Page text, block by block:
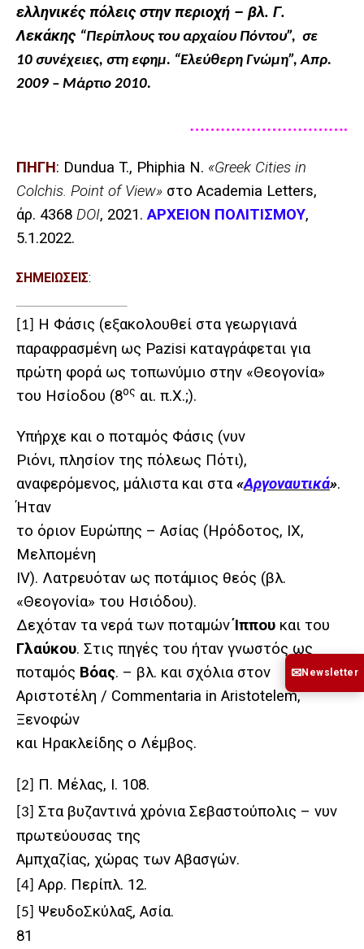
ελληνικές πόλεις στην περιοχή – βλ. Γ.
Λεκάκης “Περίπλους του αρχαίου Πόντου”, σε
10 συνέχειες, στη εφημ. “Ελεύθερη Γνώμη”, Απρ.
2009 – Μάρτιο 2010.
………………………….
ΠΗΓΗ: Dundua T., Phiphia N. «Greek Cities in
Colchis. Point of View» στο Academia Letters,
άρ. 4368 DOI, 2021.ΑΡΧΕΙΟΝ ΠΟΛΙΤΙΣΜΟΥ,
5.1.2022.
ΣΗΜΕΙΩΣΕΙΣ:
[1]
Η Φάσις (εξακολουθεί στα γεωργιανά
παραφρασμένη ως Pazisi καταγράφεται για
πρώτη φορά ως τοπωνύμιο στην «Θεογονία»
του Ησίοδου (8ος αι. π.Χ.;).
Υπήρχε και ο ποταμός Φάσις (νυν
Ριόνι, πλησίον της πόλεως Πότι),
αναφερόμενος, μάλιστα και στα«Αργοναυτικά».
Ήταν
το όριον Ευρώπης – Ασίας (Ηρόδοτος, IX,
Μελπομένη
IV). Λατρευόταν ως ποτάμιος θεός (βλ.
«Θεογονία» του Ησιόδου).
Δεχόταν τα νερά των ποταμώνΊππου και του
Γλαύκου. Στις πηγές του ήταν γνωστός ως
ποταμός Βόας. – βλ. και σχόλια στον
Αριστοτέλη / Commentaria in Aristotelem,
Ξενοφών
και Ηρακλείδης ο Λέμβος.
[2] Π. Μέλας, I. 108.
[3]
Στα βυζαντινά χρόνια Σεβαστούπολις – νυν
πρωτεύουσας της
Αμπχαζίας, χώρας των Αβασγών.
[4] Αρρ. Περίπλ. 12.
[5] ΨευδοΣκύλαξ, Ασία.
81
✉Newsletter